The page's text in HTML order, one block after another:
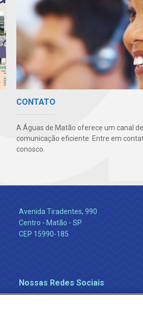
CONTATO
A Águas de Matão oferece um canal de
comunicação eficiente. Entre em
conosco.
Avenida Tiradentes, 990
Centro - Matão - SP
CEP 15990-185
Nossas Redes Sociais